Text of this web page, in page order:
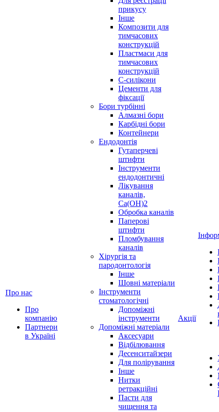
Про нас
Про
компанію
Партнери
в Україні
прикусу
Інше
Композити для
тимчасових
конструкцій
Пластмаси для
тимчасових
конструкцій
С-силікони
Цементи для
фіксації
Бори турбінні
Алмазні бори
Карбідні бори
Контейнери
Ендодонтія
Гутаперчеві
штифти
Інструменти
ендодонтичні
Лікування
каналів,
Ca(OH)2
Обробка каналів
Паперові
штифти
Пломбування
каналів
Хірургія та
пародонтологія
Інше
Шовні матеріали
Інструменти
стоматологічні
Допоміжні
інструменти
Допоміжні матеріали
Аксесуари
Відбілювання
Десенситайзери
Для полірування
Інше
Нитки
ретракційні
Пасти для
чищення та
Акції